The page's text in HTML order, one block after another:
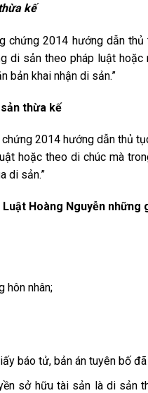
kế
chứng 2014 hướng dẫn
di sản theo pháp luật
bản khai nhận di sản.”
thừa kế
2014 hướng dẫn thủ
hoặc theo di chúc mà
di sản.”
Hoàng Nguyễn những
hôn nhân;
báo tử, bản án tuyên bố đã
sở hữu tài sản là di sản